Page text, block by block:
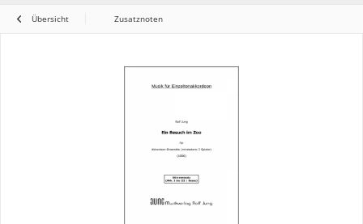
Übersicht Zusatznoten